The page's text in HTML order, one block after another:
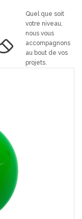
Quel que soit
votre niveau,
nous vous
accompagnons
au bout de vos
projets.